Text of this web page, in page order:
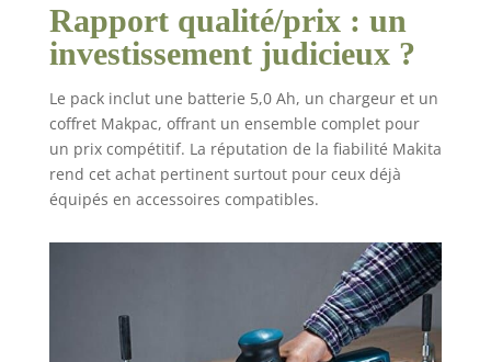
Rapport qualité/prix : un
investissement judicieux ?
Le pack inclut une batterie 5,0 Ah, un chargeur et un
coffret Makpac, offrant un ensemble complet pour
un prix compétitif. La réputation de la fiabilité Makita
rend cet achat pertinent surtout pour ceux déjà
équipés en accessoires compatibles.